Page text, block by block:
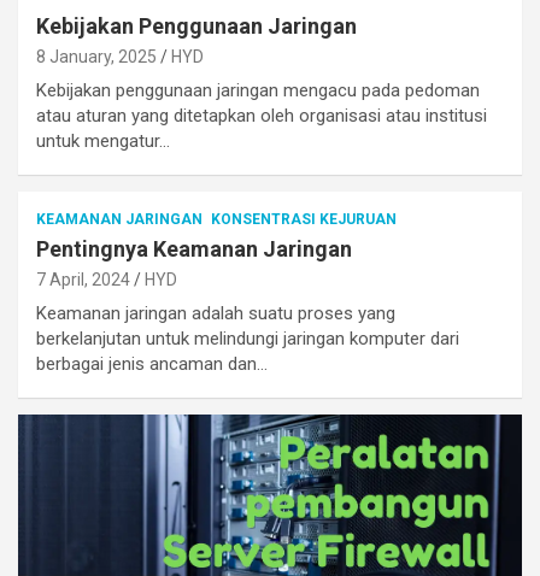
Kebijakan Penggunaan Jaringan
8 January, 2025 HYD
Kebijakan penggunaan jaringan mengacu pada pedoman
atau aturan yang ditetapkan oleh organisasi atau institusi
untuk mengatur…
KEAMANAN JARINGAN KONSENTRASI KEJURUAN
Pentingnya Keamanan Jaringan
7 April, 2024 HYD
Keamanan jaringan adalah suatu proses yang
berkelanjutan untuk melindungi jaringan komputer dari
berbagai jenis ancaman dan…